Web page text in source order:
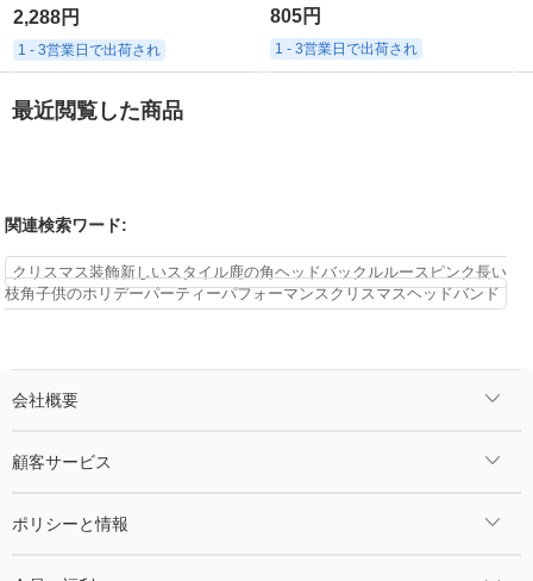
2,288円
1 - 3営業日で出荷され
805円
1 - 3営業日で出荷され
最近閲覧した商品
関連検索ワード:
クリスマス装飾新しいスタイル鹿の角ヘッドバックルルースピンク長い
枝角子供のホリデーパーティーパフォーマンスクリスマスヘッドバンド
会社概要
顧客サービス
ポリシーと情報